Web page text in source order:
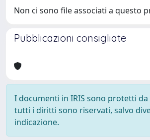
Non ci sono file associati a questo
Pubblicazioni consigliate
I documenti in IRIS sono protetti
tutti i diritti sono riservati, salvo
indicazione.